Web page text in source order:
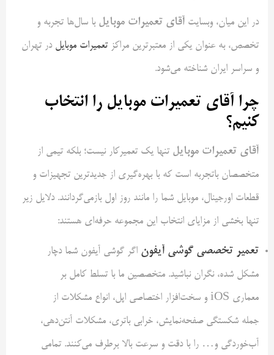
در این میان، وبسایت آقای تعمیرات موبایل با سال‌ها تجربه و
تخصص، به عنوان یکی از معتبرترین مراکزتعمیرات موبایل در تهران
و سراسر ایران شناخته می‌شود.
چرا آقای تعمیرات موبایل را انتخاب
کنیم؟
آقای تعمیرات موبایل تنها یک تعمیرکار نیست؛ بلکه تیمی از
متخصصان با‌تجربه است که با بهره‌گیری از جدیدترین تجهیزات و
قطعات اورجینال، موبایل شما را مانند روز اول بازمی‌گردانند. دلایل زیر
تنها بخشی از مزایای انتخاب این مجموعه حرفه‌ای هستند:
تعمیر تخصصی گوشی آیفون اگر گوشی آیفون شما دچار
مشکل شده، نگران نباشید. متخصصین ما با تسلط کامل بر
معماری iOS و سخت‌افزار اختصاصی اپل، انواع مشکلات از
جمله شکستگی صفحه‌نمایش، خرابی باتری، مشکلات آنتن‌دهی،
آب‌خوردگی و… را با دقت و سرعت بالا برطرف می‌کنند. تمامی